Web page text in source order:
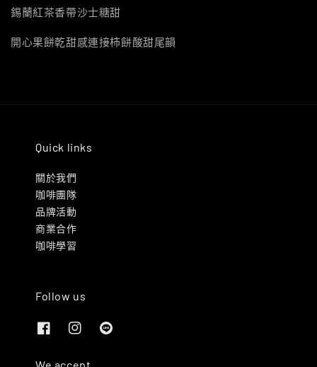
錫蘭紅茶香帶沙士糖甜
開心果餅乾甜感連接柿餅酸甜尾韻
Quick links
關於我們
咖啡團隊
品牌活動
商業合作
咖啡學習
Follow us
We accept